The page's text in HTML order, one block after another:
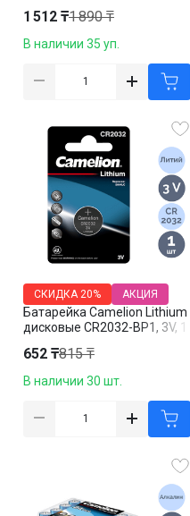
1 512 ₸1 890 ₸
В наличии 35 уп.
Батарейка Camelion Lithium
дисковые CR2032-BP1, 3V, 1
СКИДКА 20% АКЦИЯ
652 ₸815 ₸
В наличии 30 шт.